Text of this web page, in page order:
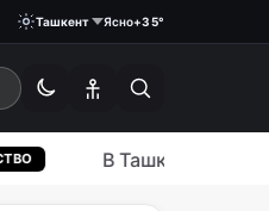
Ташкент Ясно+35°
В Ташкенте